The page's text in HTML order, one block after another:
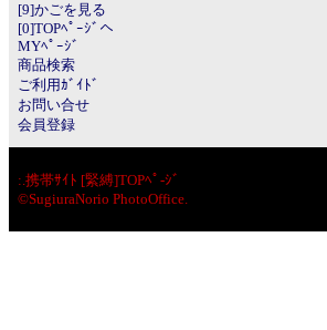
[9]かごを見る
[0]TOPﾍﾟｰｼﾞへ
MYﾍﾟｰｼﾞ
商品検索
ご利用ｶﾞｲﾄﾞ
お問い合せ
会員登録
:.携帯ｻｲﾄ [緊縛]TOPﾍﾟ-ｼﾞ
©SugiuraNorio PhotoOffice.